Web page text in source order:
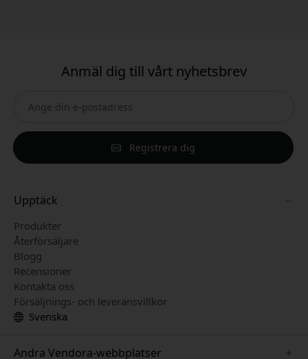
Anmäl dig till vårt nyhetsbrev
Registrera dig
Upptäck
Produkter
Återförsäljare
Blogg
Recensioner
Kontakta oss
Försäljnings- och leveransvillkor
Svenska
Andra Vendora-webbplatser